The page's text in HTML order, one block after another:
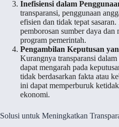
Inefisiensi dalam
transparansi, penggunaan
efisien dan tidak tepat
pemborosan sumber daya
program pemerintah.
Pengambilan Keputusan
Kurangnya transparansi
dapat mengarah pada
tidak berdasarkan fakta atau
ini dapat memperburuk
ekonomi.
Solusi untuk Meningkatkan